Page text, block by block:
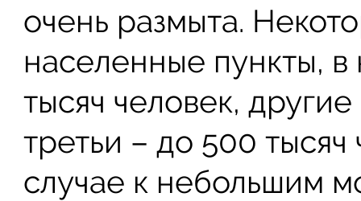
очень размыта.
населенные пункты,
тысяч человек,
третьи – до 500
случае к небольшим